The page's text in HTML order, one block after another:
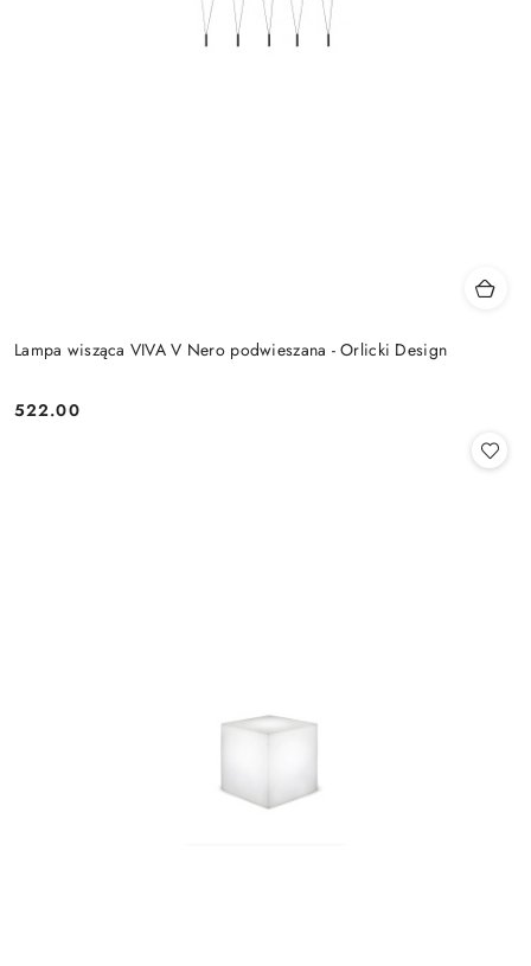
Lampa wisząca VIVA V Nero podwieszana - Orlicki Design
Cena:
522.00